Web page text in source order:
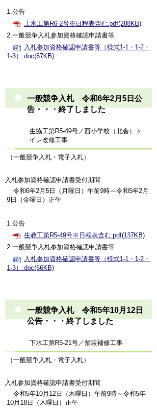
1.公告
上水工第R6-2号※日程表含む.pdf(288KB)
2.一般競争入札参加資格確認申請書等
入札参加資格確認申請書等（様式1-1・1-2・
1-3）.doc(67KB)
一般競争入札 令和6年2月5日公
告・・・終了しました
生協工第R5-49号／西小学校（北舎）ト
イレ改修工事
（一般競争入札・電子入札）
入札参加資格確認申請書受付期間
令和6年2月5日（月曜日）午前9時～令和5年2月
9日（金曜日）正午
1.公告
生教工第R5-49号※日程表含む.pdf(137KB)
2.一般競争入札参加資格確認申請書等
入札参加資格確認申請書等（様式1-1・1-2・
1-3）.doc(66KB)
一般競争入札 令和5年10月12日
公告・・・終了しました
下水工第R5-21号／舗装補修工事
（一般競争入札・電子入札）
入札参加資格確認申請書受付期間
令和5年10月12日（木曜日）午前9時～令和5年
10月18日（木曜日）正午